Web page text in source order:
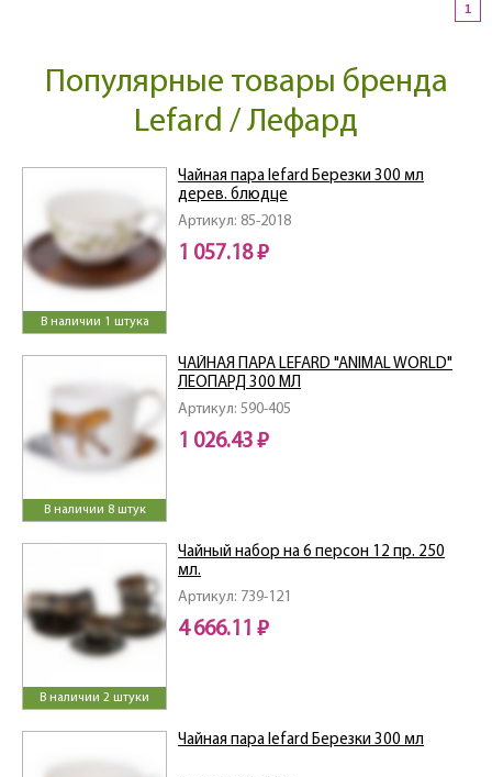
1
Популярные товары бренда
Lefard / Лефард
В наличии 1 штука
Артикул: 85-2018
Чайная пара lefard Березки 300 мл
дерев. блюдце
1 057.18 ₽
В наличии 8 штук
Артикул: 590-405
ЧАЙНАЯ ПАРА LEFARD "ANIMAL WORLD"
ЛЕОПАРД 300 МЛ
1 026.43 ₽
В наличии 2 штуки
Артикул: 739-121
Чайный набор на 6 персон 12 пр. 250
мл.
4 666.11 ₽
Чайная пара lefard Березки 300 мл